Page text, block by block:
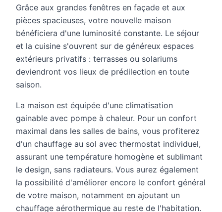
Grâce aux grandes fenêtres en façade et aux
pièces spacieuses, votre nouvelle maison
bénéficiera d'une luminosité constante. Le séjour
et la cuisine s'ouvrent sur de généreux espaces
extérieurs privatifs : terrasses ou solariums
deviendront vos lieux de prédilection en toute
saison.
La maison est équipée d'une climatisation
gainable avec pompe à chaleur. Pour un confort
maximal dans les salles de bains, vous profiterez
d'un chauffage au sol avec thermostat individuel,
assurant une température homogène et sublimant
le design, sans radiateurs. Vous aurez également
la possibilité d'améliorer encore le confort général
de votre maison, notamment en ajoutant un
chauffage aérothermique au reste de l'habitation.